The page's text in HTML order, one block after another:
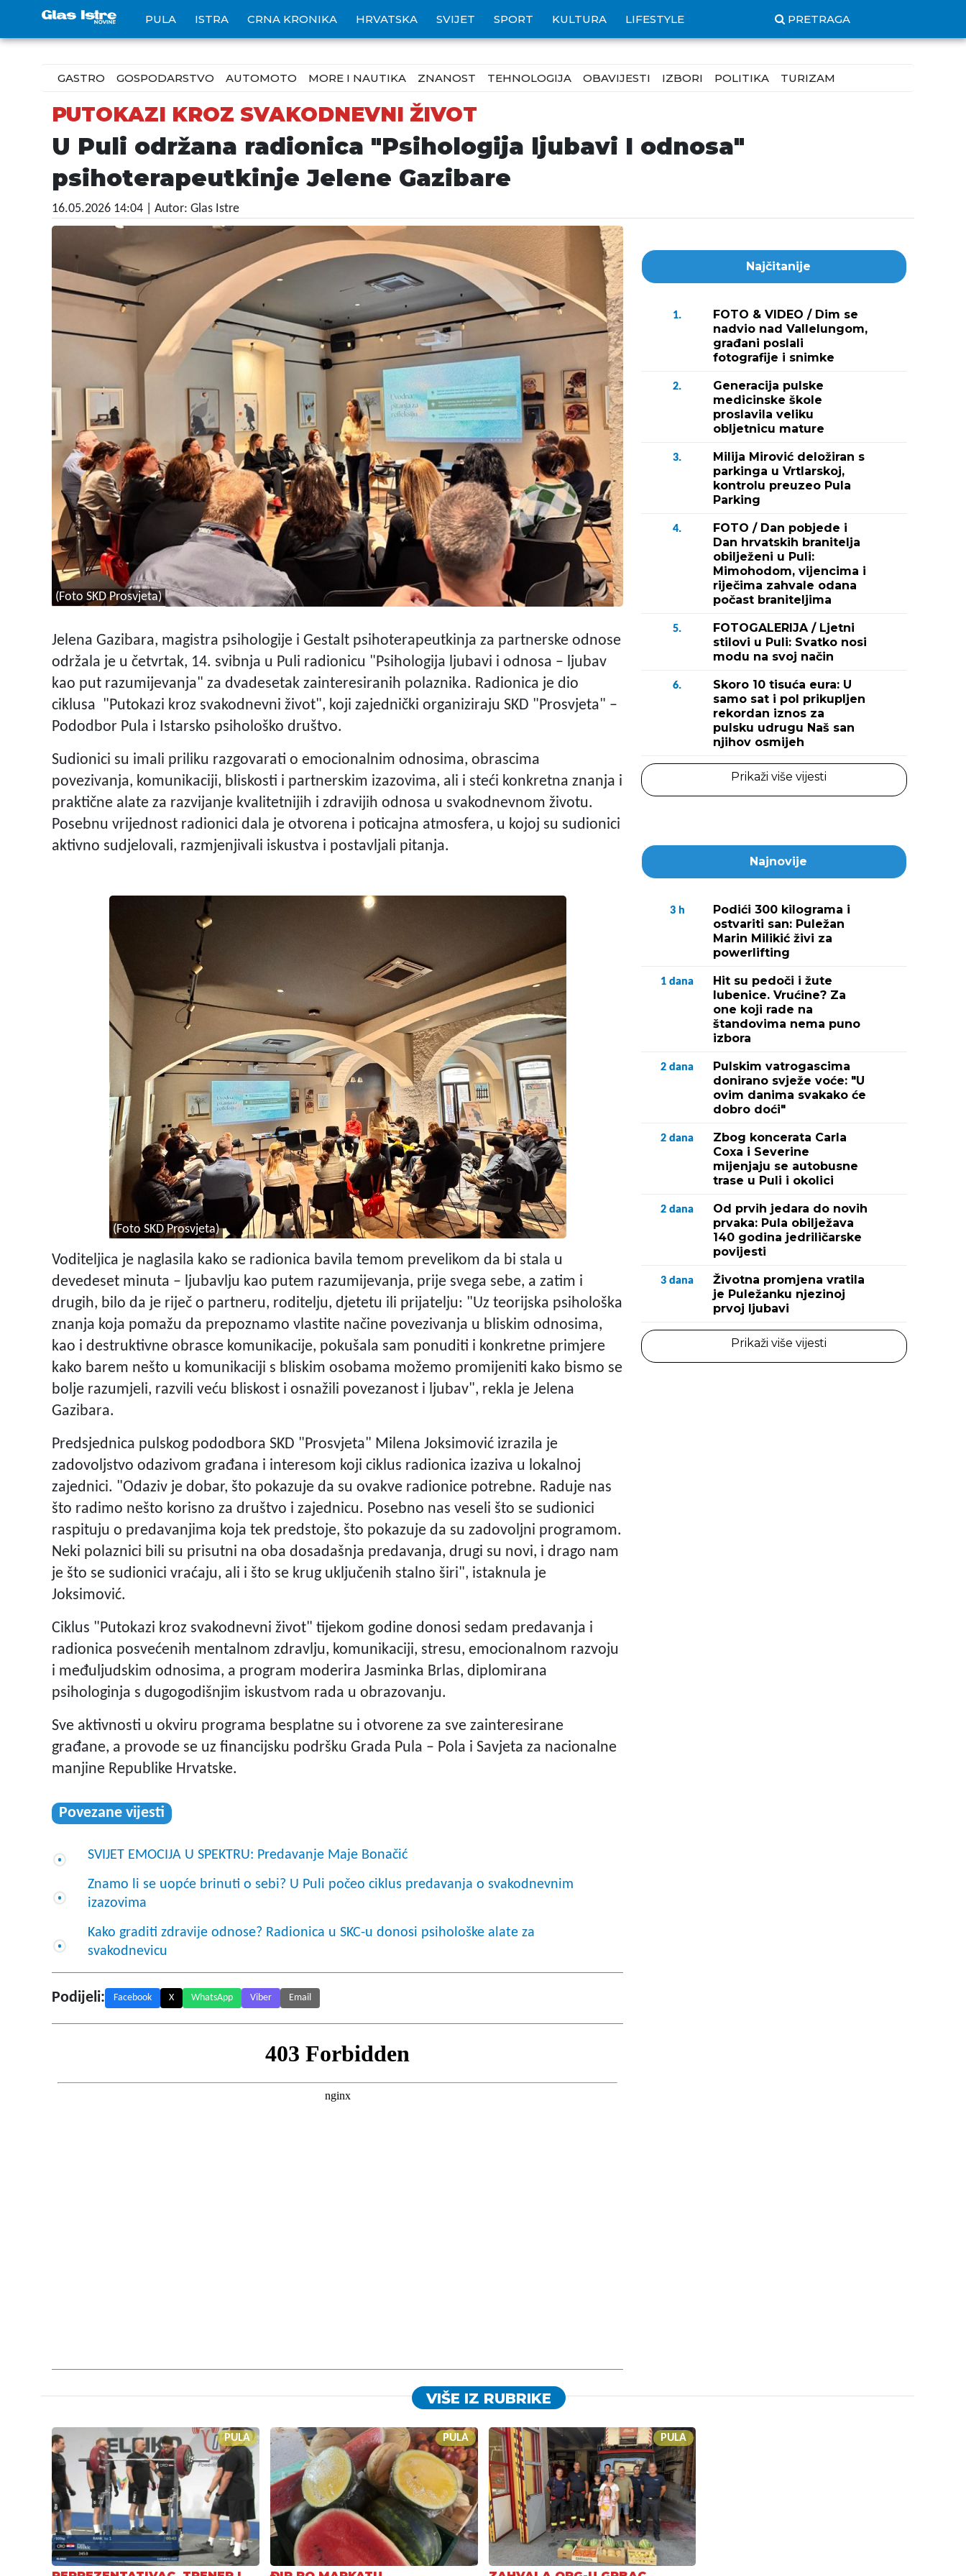
PULA ISTRA CRNA KRONIKA HRVATSKA SVIJET SPORT KULTURA LIFESTYLE PRETRAGA
GASTRO GOSPODARSTVO AUTOMOTO MORE I NAUTIKA ZNANOST TEHNOLOGIJA OBAVIJESTI IZBORI POLITIKA TURIZAM
PUTOKAZI KROZ SVAKODNEVNI ŽIVOT
U Puli održana radionica "Psihologija ljubavi I odnosa"
psihoterapeutkinje Jelene Gazibare
16.05.2026 14:04 | Autor: Glas Istre
(Foto SKD Prosvjeta)
Jelena Gazibara, magistra psihologije i Gestalt psihoterapeutkinja za partnerske odnose
održala je u četvrtak, 14. svibnja u Puli radionicu "Psihologija ljubavi i odnosa – ljubav
kao put razumijevanja" za dvadesetak zainteresiranih polaznika. Radionica je dio
ciklusa "Putokazi kroz svakodnevni život", koji zajednički organiziraju SKD "Prosvjeta" –
Pododbor Pula i Istarsko psihološko društvo.
Sudionici su imali priliku razgovarati o emocionalnim odnosima, obrascima
povezivanja, komunikaciji, bliskosti i partnerskim izazovima, ali i steći konkretna znanja i
praktične alate za razvijanje kvalitetnijih i zdravijih odnosa u svakodnevnom životu.
Posebnu vrijednost radionici dala je otvorena i poticajna atmosfera, u kojoj su sudionici
aktivno sudjelovali, razmjenjivali iskustva i postavljali pitanja.
(Foto SKD Prosvjeta)
Voditeljica je naglasila kako se radionica bavila temom prevelikom da bi stala u
devedeset minuta – ljubavlju kao putem razumijevanja, prije svega sebe, a zatim i
drugih, bilo da je riječ o partneru, roditelju, djetetu ili prijatelju: "Uz teorijska psihološka
znanja koja pomažu da prepoznamo vlastite načine povezivanja u bliskim odnosima,
kao i destruktivne obrasce komunikacije, pokušala sam ponuditi i konkretne primjere
kako barem nešto u komunikaciji s bliskim osobama možemo promijeniti kako bismo se
bolje razumjeli, razvili veću bliskost i osnažili povezanost i ljubav", rekla je Jelena
Gazibara.
Predsjednica pulskog pododbora SKD "Prosvjeta" Milena Joksimović izrazila je
zadovoljstvo odazivom građana i interesom koji ciklus radionica izaziva u lokalnoj
zajednici. "Odaziv je dobar, što pokazuje da su ovakve radionice potrebne. Raduje nas
što radimo nešto korisno za društvo i zajednicu. Posebno nas veseli što se sudionici
raspituju o predavanjima koja tek predstoje, što pokazuje da su zadovoljni programom.
Neki polaznici bili su prisutni na oba dosadašnja predavanja, drugi su novi, i drago nam
je što se sudionici vraćaju, ali i što se krug uključenih stalno širi", istaknula je
Joksimović.
Ciklus "Putokazi kroz svakodnevni život" tijekom godine donosi sedam predavanja i
radionica posvećenih mentalnom zdravlju, komunikaciji, stresu, emocionalnom razvoju
i međuljudskim odnosima, a program moderira Jasminka Brlas, diplomirana
psihologinja s dugogodišnjim iskustvom rada u obrazovanju.
Sve aktivnosti u okviru programa besplatne su i otvorene za sve zainteresirane
građane, a provode se uz financijsku podršku Grada Pula – Pola i Savjeta za nacionalne
manjine Republike Hrvatske.
Povezane vijesti
SVIJET EMOCIJA U SPEKTRU: Predavanje Maje Bonačić
Znamo li se uopće brinuti o sebi? U Puli počeo ciklus predavanja o svakodnevnim
izazovima
Kako graditi zdravije odnose? Radionica u SKC-u donosi psihološke alate za
svakodnevicu
Podijeli: Facebook X WhatsApp Viber Email
Najčitanije
1.
FOTO & VIDEO / Dim se
nadvio nad Vallelungom,
građani poslali
fotografije i snimke
2.
Generacija pulske
medicinske škole
proslavila veliku
obljetnicu mature
3.
Milija Mirović deložiran s
parkinga u Vrtlarskoj,
kontrolu preuzeo Pula
Parking
4.
FOTO / Dan pobjede i
Dan hrvatskih branitelja
obilježeni u Puli:
Mimohodom, vijencima i
riječima zahvale odana
počast braniteljima
5.
FOTOGALERIJA / Ljetni
stilovi u Puli: Svatko nosi
modu na svoj način
6.
Skoro 10 tisuća eura: U
samo sat i pol prikupljen
rekordan iznos za
pulsku udrugu Naš san
njihov osmijeh
Prikaži više vijesti
Najnovije
3 h
Podići 300 kilograma i
ostvariti san: Puležan
Marin Milikić živi za
powerlifting
1 dana
Hit su pedoči i žute
lubenice. Vrućine? Za
one koji rade na
štandovima nema puno
izbora
2 dana
Pulskim vatrogascima
donirano svježe voće: "U
ovim danima svakako će
dobro doći"
2 dana
Zbog koncerata Carla
Coxa i Severine
mijenjaju se autobusne
trase u Puli i okolici
2 dana
Od prvih jedara do novih
prvaka: Pula obilježava
140 godina jedriličarske
povijesti
3 dana
Životna promjena vratila
je Puležanku njezinoj
prvoj ljubavi
Prikaži više vijesti
VIŠE IZ RUBRIKE
PULA PULA PULA